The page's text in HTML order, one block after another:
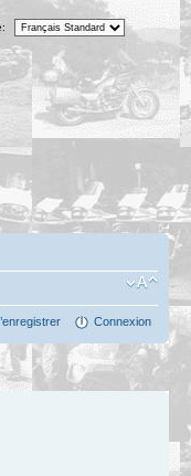
Connexion